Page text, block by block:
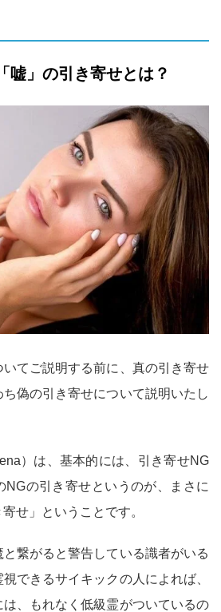
朝】こそ、智慧を得るのに最適
入っています。 読んだ方からは
らしいとの声を多数頂いており
」「嘘」の引き寄せとは？
てご説明する前に、真の引き寄せ
偽の引き寄せについて説明いたし
）は、基本的には、引き寄せNG
NGの引き寄せというのが、まさに
せ」ということです。
繋がると警告している識者がいる
できるサイキックの人によれば、
、もれなく低級霊がついているの